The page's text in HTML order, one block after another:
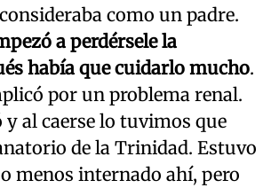
como un padre.
a perdérsele la
había que cuidarlo mucho.
por un problema renal.
y al caerse lo tuvimos que
de la Trinidad. Estuvo
menos internado ahí, pero